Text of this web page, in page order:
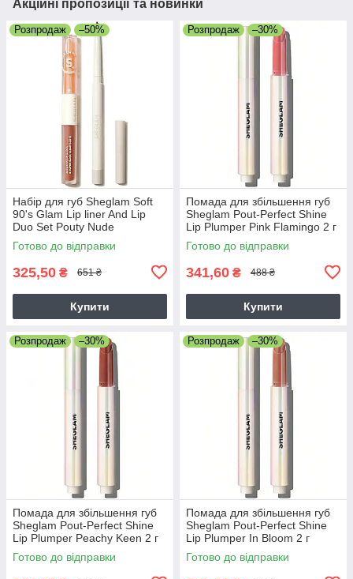
Акційні пропозиції та новинки
Розпродаж –50%
Набір для губ Sheglam Soft
90's Glam Lip liner And Lip
Duo Set Pouty Nude
Готово до відправки
325,50 ₴ 651 ₴
Купити
Розпродаж –30%
Помада для збільшення губ
Sheglam Pout-Perfect Shine
Lip Plumper Pink Flamingo 2 г
Готово до відправки
341,60 ₴ 488 ₴
Купити
Розпродаж –30%
Помада для збільшення губ
Sheglam Pout-Perfect Shine
Lip Plumper Peachy Keen 2 г
Готово до відправки
Розпродаж –30%
Помада для збільшення губ
Sheglam Pout-Perfect Shine
Lip Plumper In Bloom 2 г
Готово до відправки